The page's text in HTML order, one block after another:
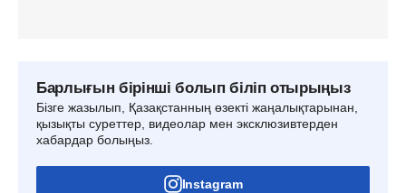
Барлығын бірінші болып біліп отырыңыз
Бізге жазылып, Қазақстанның өзекті жаңалықтарынан,
қызықты суреттер, видеолар мен эксклюзивтерден
хабардар болыңыз.
Instagram